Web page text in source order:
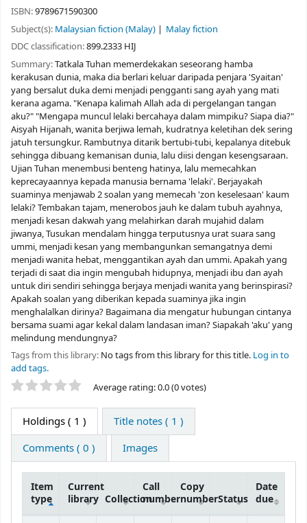
ISBN:9789671590300
Subject(s): Malaysian fiction (Malay)
Malay fiction
DDC classification:899.2333 HIJ
Summary:Tatkala Tuhan memerdekakan seseorang hamba
kerakusan dunia, maka dia berlari keluar daripada penjara 'Syaitan'
yang bersalut duka demi menjadi pengganti sang ayah yang mati
kerana agama. "Kenapa kalimah Allah ada di pergelangan tangan
aku?" "Mengapa muncul lelaki bercahaya dalam mimpiku? Siapa dia?"
Aisyah Hijanah, wanita berjiwa lemah, kudratnya keletihan dek sering
jatuh tersungkur. Rambutnya ditarik bertubi-tubi, kepalanya ditebuk
sehingga dibuang kemanisan dunia, lalu diisi dengan kesengsaraan.
Ujian Tuhan menembusi benteng hatinya, lalu memecahkan
keprecayaannya kepada manusia bernama 'lelaki'. Berjayakah
suaminya menjawab 2 soalan yang memecah 'zon keselesaan' kaum
lelaki? Tembakan tajam, menerobos jauh ke dalam tubuh ayahnya,
menjadi kesan dakwah yang melahirkan darah mujahid dalam
jiwanya, Tusukan mendalam hingga terputusnya urat suara sang
ummi, menjadi kesan yang membangunkan semangatnya demi
menjadi wanita hebat, menggantikan ayah dan ummi. Apakah yang
terjadi di saat dia ingin mengubah hidupnya, menjadi ibu dan ayah
untuk diri sendiri sehingga berjaya menjadi wanita yang berinspirasi?
Apakah soalan yang diberikan kepada suaminya jika ingin
menghalalkan dirinya? Bagaimana dia mengatur hubungan cintanya
bersama suami agar kekal dalam landasan iman? Siapakah 'aku' yang
melindung mendungnya?
Tags from this library: No tags from this library for this title. Log in to
add tags.
Star ratings Average rating: 0.0 (0 votes)
Holdings( 1 )
Title notes ( 1 )
Comments ( 0 )
Images
Item
type
Current
library Collection
Call
number
Copy
numberStatus
Date
due